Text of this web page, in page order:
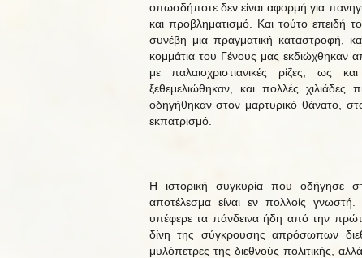
οπωσδήποτε δεν είναι αφορμή για
και προβληματισμό. Και τούτο επειδή
συνέβη μια πραγματική καταστροφή,
κομμάτια του Γένους μας εκδιώχθηκαν
με παλαιοχριστιανικές ρίζες, ως
ξεθεμελιώθηκαν, και πολλές
οδηγήθηκαν στον μαρτυρικό θάνατο,
εκπατρισμό.
Η ιστορική συγκυρία που οδήγησε
αποτέλεσμα είναι εν πολλοίς
υπέφερε τα πάνδεινα ήδη από την
δίνη της σύγκρουσης απρόσωπων
μυλόπετρες της διεθνούς πολιτικής,